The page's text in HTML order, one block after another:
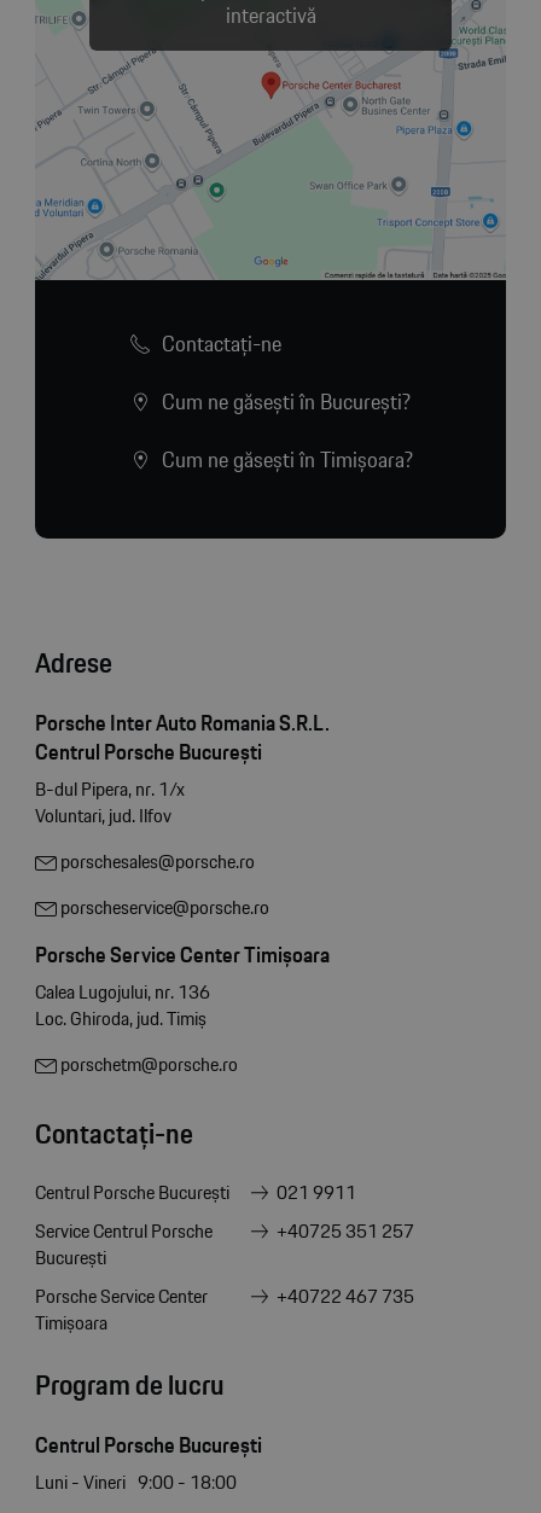
interactivă
Contactaţi-ne
Cum ne găsești în București?
Cum ne găsești în Timișoara?
Adrese
Porsche Inter Auto Romania S.R.L.
Centrul Porsche București
B-dul Pipera, nr. 1/x
Voluntari, jud. Ilfov
porschesales@porsche.ro
porscheservice@porsche.ro
Porsche Service Center Timișoara
Calea Lugojului, nr. 136
Loc. Ghiroda, jud. Timiș
porschetm@porsche.ro
Contactați-ne
Centrul Porsche București
021 9911
Service Centrul Porsche
București
+40725 351 257
Porsche Service Center
Timișoara
+40722 467 735
Program de lucru
Centrul Porsche București
Luni - Vineri 9:00 - 18:00